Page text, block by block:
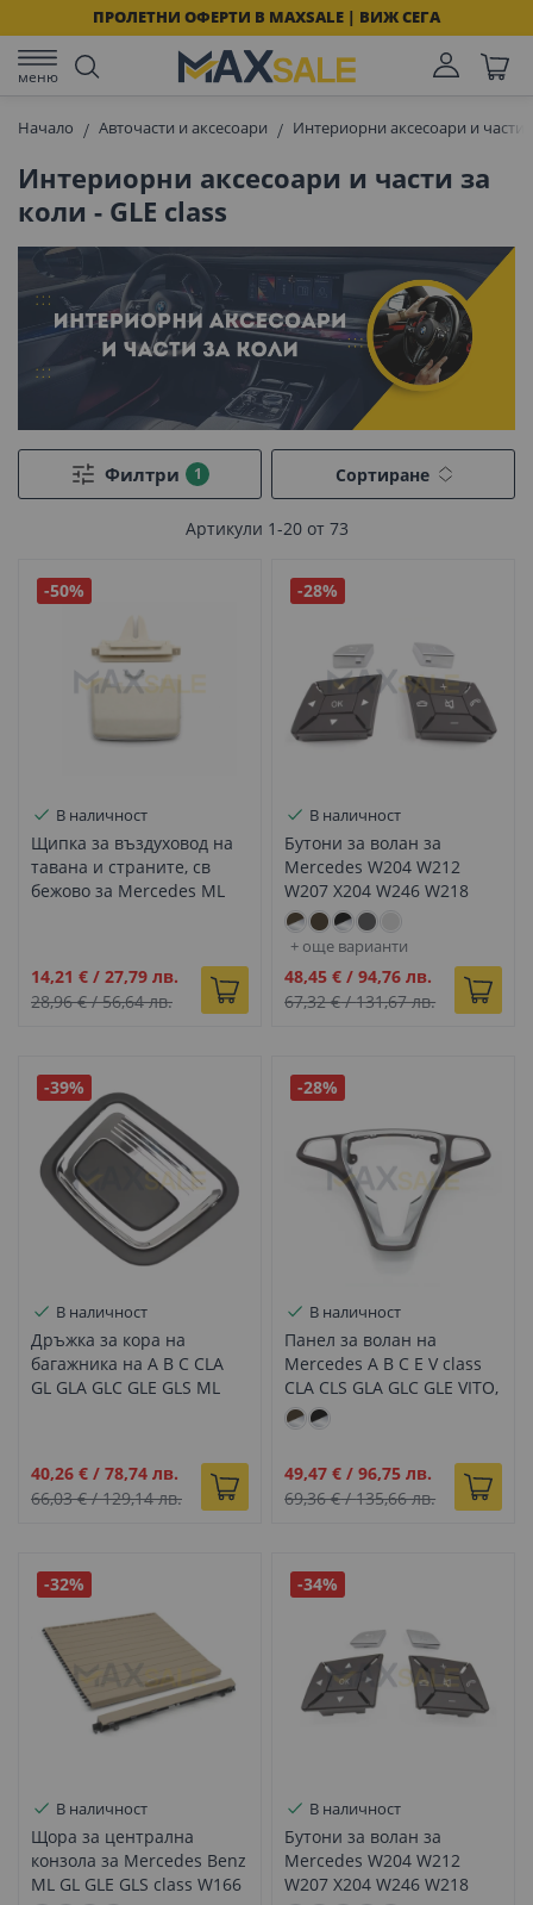
ПРОЛЕТНИ ОФЕРТИ В MAXSALE | ВИЖ СЕГА
меню
Начало Авточасти и аксесоари Интериорни аксесоари и части
Интериорни аксесоари и части за
коли - GLE class
Филтри
Артикули 1-20от 73
Сортиране
-50%
В наличност
Щипка за въздуховод на
тавана и страните, св
бежово за Mercedes ML
Промо
цена
14,21 € / 27,79 лв.
28,96 €/56,64 лв.
-28%
В наличност
Бутони за волан за
Mercedes W204 W212
W207 X204 W246 W218
W176 W172, Мока с хром
+ още варианти
Промо
цена
48,45 € /94,76 лв.
67,32 €/131,67 лв.
-39%
В наличност
Дръжка за кора на
багажника на A B C CLA
GL GLA GLC GLE GLS ML
Промо
цена
40,26 € / 78,74 лв.
66,03 €/129,14 лв.
-28%
В наличност
Панел за волан на
Mercedes A B C E V class
CLA CLS GLA GLC GLE VITO,
Мока с хром
Промо
цена
49,47 € /96,75 лв.
69,36 €/135,66 лв.
-32%
В наличност
Щора за централна
конзола за Mercedes Benz
ML GL GLE GLS class W166
-34%
В наличност
Бутони за волан за
Mercedes W204 W212
W207 X204 W246 W218